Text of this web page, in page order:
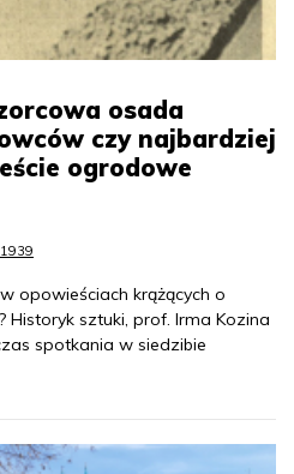
osada
czy najbardziej
ogrodowe
opowieściach krążących o
Historyk sztuki, prof. Irma Kozina
spotkania w siedzibie